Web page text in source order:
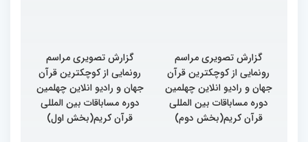
گزارش تصویری مراسم
رونمایی از کوچکترین قرآن
جهان و رادیو انلاین چهلمین
دوره مساباقات بین المللی
قرآن کریم(بخش دوم)
گزارش تصویری مراسم
رونمایی از کوچکترین قرآن
جهان و رادیو انلاین چهلمین
دوره مساباقات بین المللی
قرآن کریم(بخش اول)